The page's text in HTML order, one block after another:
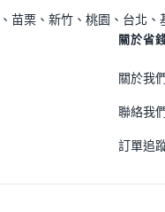
苗栗、新竹、桃園、台北、
關於省
關於我們
聯絡我們
訂單追